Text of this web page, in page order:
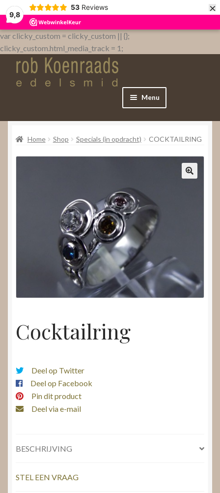
9,8
53 Reviews ×
var clicky_custom = clicky_custom || {};
clicky_custom.html_media_track = 1;
Menu
Home
uitvouwen
Home Shop Specials (in opdracht) COCKTAILRING
Cocktailring
Deel op Twitter
Deel op Facebook
Pin dit product
Deel via e-mail
BESCHRIJVING
STEL EEN VRAAG